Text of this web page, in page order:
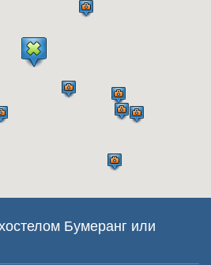
Бумеранг или